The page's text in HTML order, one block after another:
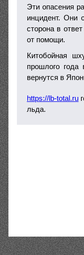
Эти опасения
инцидент. Они
сторона в
от помощи.
Китобойная
прошлого
вернутся в
https://lb-total.ru
льда.